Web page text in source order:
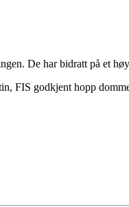
De har bidratt på et
FIS godkjent hopp